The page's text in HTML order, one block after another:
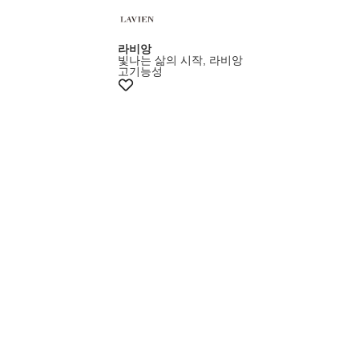
라비앙
빛나는 삶의 시작, 라비앙
고기능성